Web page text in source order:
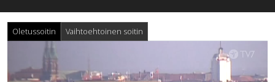
Oletussoitin Vaihtoehtoinen soitin